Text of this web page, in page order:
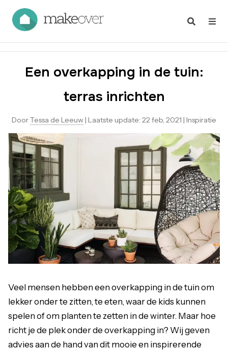
Een overkapping in de tuin:
terras inrichten
DoorTessa de Leeuw | Laatste update: 22 feb, 2021 | Inspiratie
Veel mensen hebben een overkapping in de tuin om
lekker onder te zitten, te eten, waar de kids kunnen
spelen of om planten te zetten in de winter. Maar hoe
richt je de plek onder de overkapping in? Wij geven
advies aan de hand van dit mooie en inspirerende